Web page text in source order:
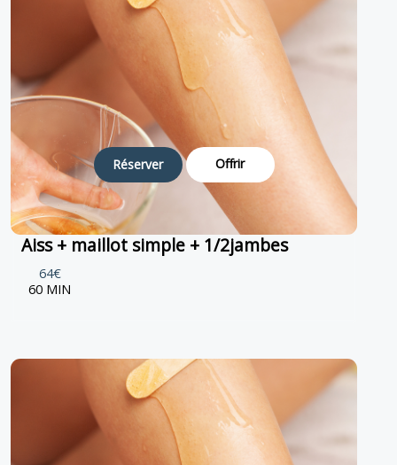
Réserver Offrir
Aiss + maillot simple + 1/2jambes
64€
60 MIN